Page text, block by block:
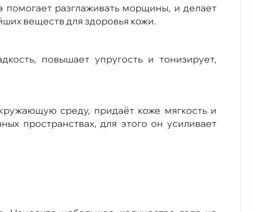
помогает разглаживать морщины, и делает
веществ для здоровья кожи.
повышает упругость и тонизирует,
среду, придаёт коже мягкость и
пространствах, для этого он усиливает